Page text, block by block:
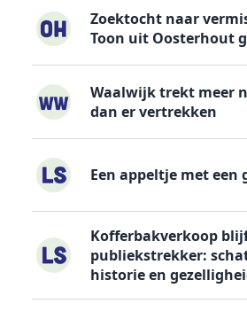
Zoektocht naar
Toon uit Oosterhout
Waalwijk trekt meer
dan er vertrekken
Een appeltje met
Kofferbakverkoop
publiekstrekker:
historie en